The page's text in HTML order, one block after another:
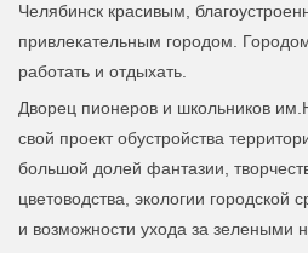
Челябинск красивым,
привлекательным городом.
работать и отдыхать.
Дворец пионеров и школьников
свой проект обустройства
большой долей фантазии,
цветоводства, экологии городской
и возможности ухода за зелеными